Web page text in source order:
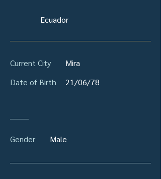
Ecuador
Current City
Mira
Date of Birth
21/06/78
Gender Male